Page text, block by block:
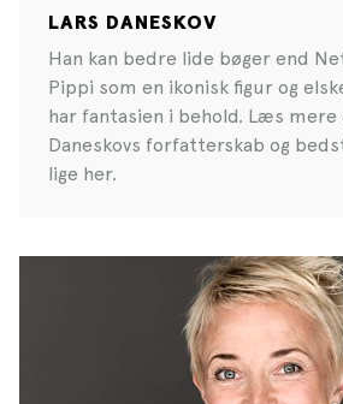
LARS DANESKOV
Han kan bedre lide bøger end
Pippi som en ikonisk figur og
har fantasien i behold. Læs mere
Daneskovs forfatterskab og
lige her.